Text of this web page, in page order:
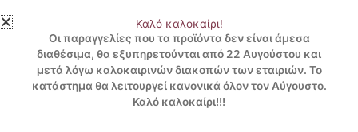
στο
περιεχόμενο
3 ΔΟΣΕΙΣ ΧΩΡΙΣ ΠΙΣΤΩΤΙΚΗ ΜΕ KLARNA
Λογαριασμός
Blog
0.00€
0
Cart
Καλό καλοκαίρι!
Οι παραγγελίες που τα προϊόντα δεν είναι άμεσα
διαθέσιμα, θα εξυπηρετούνται από 22 Αυγούστου και
μετά λόγω καλοκαιρινών διακοπών των εταιριών. Το
κατάστημα θα λειτουργεί κανονικά όλον τον Αύγουστο.
Καλό καλοκαίρι!!!